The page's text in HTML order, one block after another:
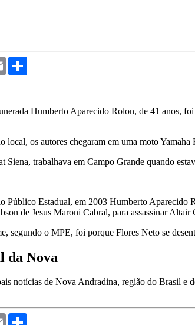
Email
Humberto Aparecido Rolon, de 41 anos,
local, os autores chegaram em uma moto
Siena, trabalhava em Campo Grande quando
Público Estadual, em 2003 Humberto Aparecido
de Jesus Maroni Cabral, para assassinar
segundo o MPE, foi porque Flores Neto se
da Nova
notícias de Nova Andradina, região do Brasil e
Email